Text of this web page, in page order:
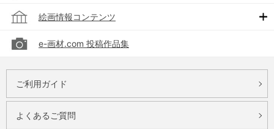
絵画情報コンテンツ
e-画材.com 投稿作品集
ご利用ガイド
よくあるご質問